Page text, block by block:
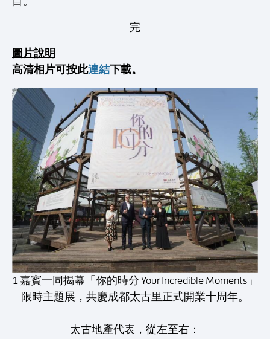
- 完 -
圖片說明
高清相片可按此連結下載。
1 嘉賓一同揭幕「你的時分 Your Incredible Moments」
限時主題展，共慶成都太古里正式開業十周年。
太古地產代表，從左至右：